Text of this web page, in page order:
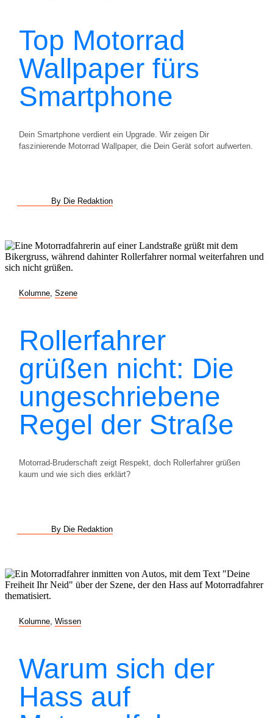
Top Motorrad
Wallpaper fürs
Smartphone
Dein Smartphone verdient ein Upgrade. Wir zeigen Dir
faszinierende Motorrad Wallpaper, die Dein Gerät sofort aufwerten.
By Die Redaktion
Kolumne Szene
Rollerfahrer
grüßen nicht: Die
ungeschriebene
Regel der Straße
Motorrad-Bruderschaft zeigt Respekt, doch Rollerfahrer grüßen
kaum und wie sich dies erklärt?
By Die Redaktion
Kolumne Wissen
Warum sich der
Hass auf